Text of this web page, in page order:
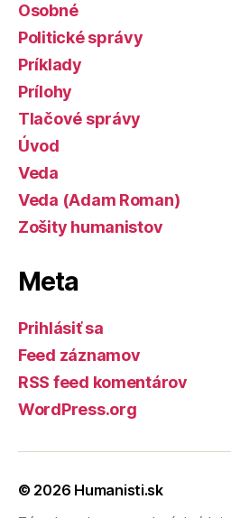
Osobné
Politické správy
Príklady
Prílohy
Tlačové správy
Úvod
Veda
Veda (Adam Roman)
Zošity humanistov
Meta
Prihlásiť sa
Feed záznamov
RSS feed komentárov
WordPress.org
© 2026 Humanisti.sk